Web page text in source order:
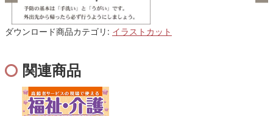
ダウンロード商品カテゴリ: イラストカット
関連商品